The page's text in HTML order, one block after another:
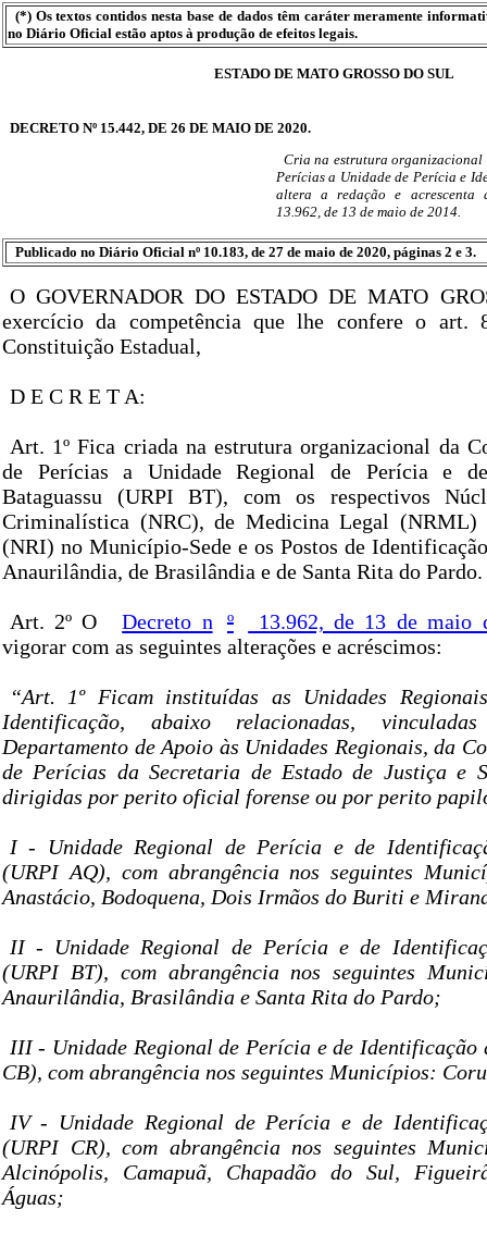
(*) Os textos contidos nesta base de dados têm caráter meramente
no Diário Oficial estão aptos à produção de efeitos legais.
ESTADO DE MATO GROSSO DO SUL
DECRETO Nº 15.442, DE 26 DE MAIO DE 2020.
Cria na estrutura
Perícias a Unidade de Perícia e
altera a redação e acrescenta
13.962, de 13 de maio de 2014.
Publicado no Diário Oficial nº 10.183, de 27 de maio de 2020, páginas 2 e 3.
O GOVERNADOR DO ESTADO DE MATO
exercício da competência que lhe confere o
Constituição Estadual,
D E C R E T A:
Art. 1º Fica criada na estrutura organizacional da
de Perícias a Unidade Regional de Perícia e
Bataguassu (URPI BT), com os respectivos
Criminalística (NRC), de Medicina Legal (NRML)
(NRI) no Município-Sede e os Postos de
Anaurilândia, de Brasilândia e de Santa Rita do Pardo.
Art. 2º O Decreto n º
13.962, de 13 de maio
vigorar com as seguintes alterações e acréscimos:
“Art. 1º Ficam instituídas as Unidades
Identificação, abaixo relacionadas,
Departamento de Apoio às Unidades Regionais, da
de Perícias da Secretaria de Estado de Justiça e
dirigidas por perito oficial forense ou por perito
I - Unidade Regional de Perícia e de
(URPI AQ), com abrangência nos seguintes
Anastácio, Bodoquena, Dois Irmãos do Buriti e
II - Unidade Regional de Perícia e de
(URPI BT), com abrangência nos seguintes
Anaurilândia, Brasilândia e Santa Rita do Pardo;
III - Unidade Regional de Perícia e de Identificação
CB), com abrangência nos seguintes Municípios:
IV - Unidade Regional de Perícia e de
(URPI CR), com abrangência nos seguintes
Alcinópolis, Camapuã, Chapadão do Sul,
Águas;